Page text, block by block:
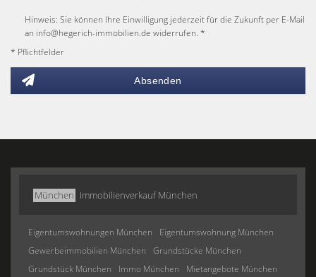
Hinweis: Sie können Ihre Einwilligung jederzeit für die Zukunft per E-Mail
an info@hegerich-immobilien.de widerrufen. *
* Pflichtfelder
Absenden
München Immobilienverkauf München
Eigentumswohnungen München
Eigentumswohnung München
Gewerbeimmobilien München
Grundstücke München
Grundstück München
Immo München
Mietangebote München